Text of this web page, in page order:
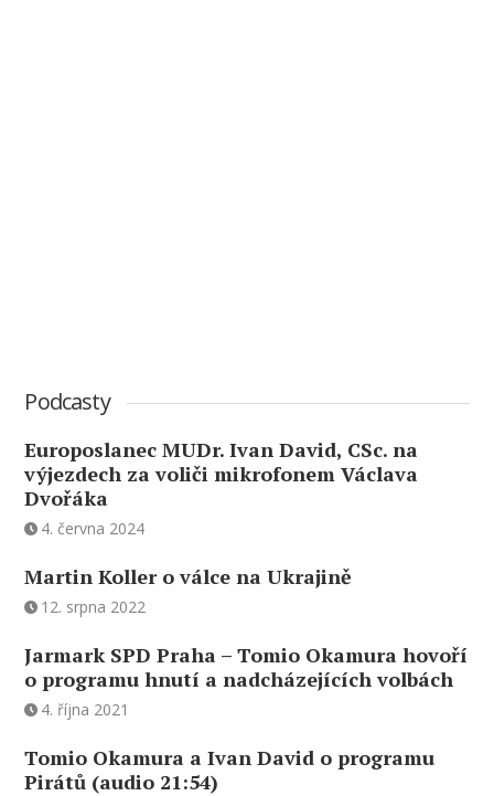
Podcasty
Europoslanec MUDr. Ivan David, CSc. na
výjezdech za voliči mikrofonem Václava
Dvořáka
4. června 2024
Martin Koller o válce na Ukrajině
12. srpna 2022
Jarmark SPD Praha – Tomio Okamura hovoří
o programu hnutí a nadcházejících volbách
4. října 2021
Tomio Okamura a Ivan David o programu
Pirátů (audio 21:54)